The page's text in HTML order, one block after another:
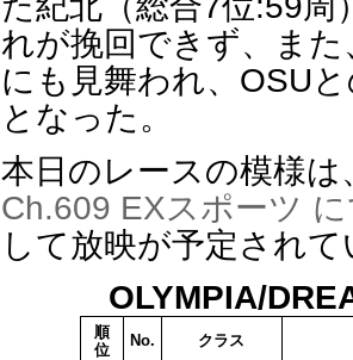
れが挽回できず、ま
にも見舞われ、OSU
となった。
本日のレースの模様は
Ch.609 EXスポーツ
して放映が予定され
OLYMPIA/
順
位
No. クラス